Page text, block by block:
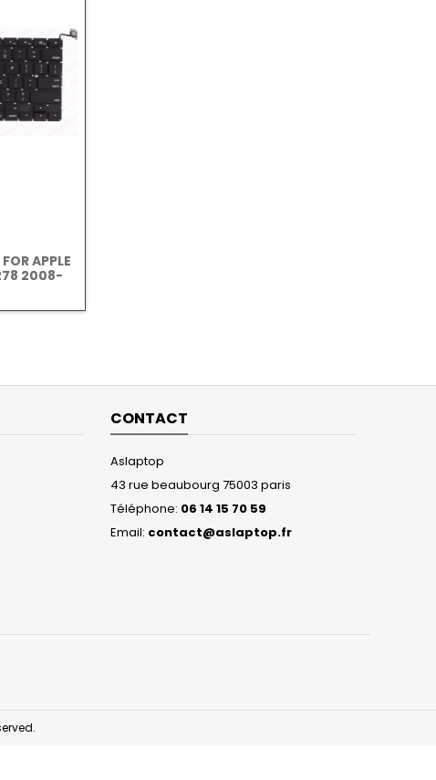
APPLE
2008-
CONTACT
Aslaptop
43 rue beaubourg 75003 paris
Téléphone: 06 14 15 70 59
Email: contact@aslaptop.fr